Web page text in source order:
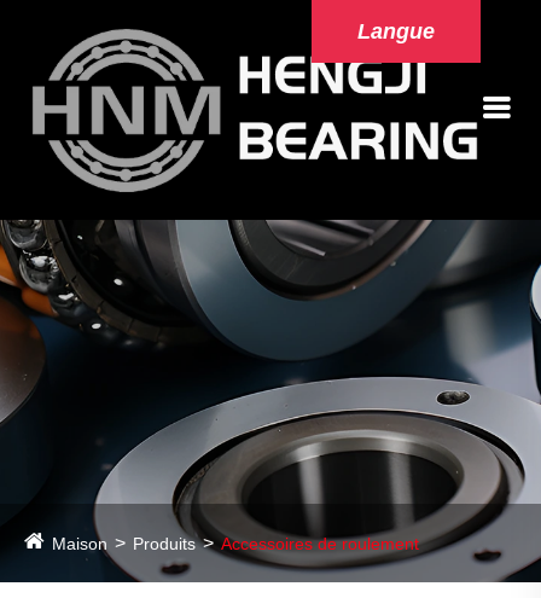
Langue
Maison Produits Accessoires de roulement